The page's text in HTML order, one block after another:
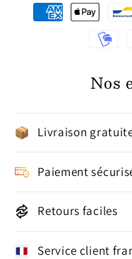
Nos
Livraison
Paiement
Retours faciles
Service client